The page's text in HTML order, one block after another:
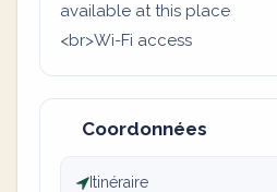
available at this place
<br>Wi-Fi access
Coordonnées
Itinéraire